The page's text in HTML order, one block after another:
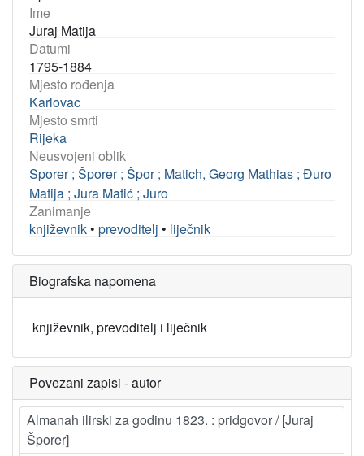
Ime
Juraj Matija
Datumi
1795-1884
Mjesto rođenja
Karlovac
Mjesto smrti
Rijeka
Neusvojeni oblik
Sporer ; Šporer ; Špor ; Matich, Georg Mathias ; Đuro
Matija ; Jura Matić ; Juro
Zanimanje
književnik • prevoditelj • liječnik
Biografska napomena
književnik, prevoditelj i liječnik
Povezani zapisi - autor
Almanah ilirski za godinu 1823. : pridgovor / [Juraj
Šporer]